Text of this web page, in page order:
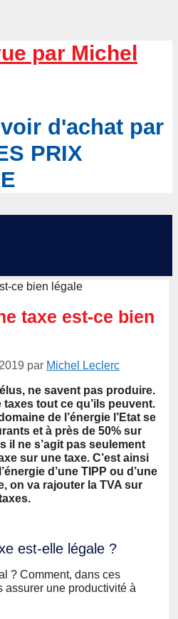
par Michel
d'achat par
PRIX
taxe est-ce bien
par Michel Leclerc
ne savent pas produire.
tout ce qu’ils peuvent.
de l’énergie l’Etat se
et à près de 50% sur
il ne s’agit pas seulement
sur une taxe. C’est ainsi
d’une TIPP ou d’une
on va rajouter la TVA sur
est-elle légale ?
? Comment, dans ces
une productivité à